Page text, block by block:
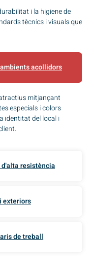
i la higiene de
tècnics i visuals que
acollidors
mitjançant
especials i colors
identitat del local i
resistència
exteriors
de treball